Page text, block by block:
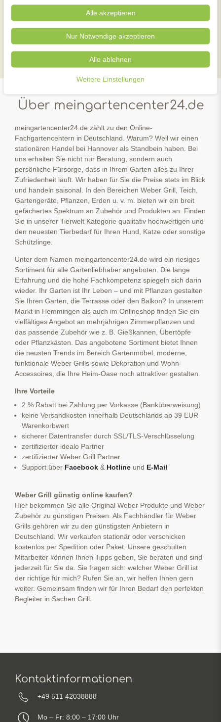
Klicks auf einen Blick
instagram facebook YouTube
Über meingartencenter24.de
meingartencenter24.de zählt zu den Online-
Fachgartencentern in Deutschland. Warum? Weil wir einen
stationären Handel bei Hannover als Standbein haben. Bei
uns erhalten Sie nicht nur Beratung, sondern auch
persönliche Fürsorge, dass in Ihrem Garten alles zu Ihrer
Zufriedenheit läuft. Wir haben für Sie die Preise stets im Blick
und handeln saisonal. In den Bereichen Weber Grill, Teich,
Gartengeräte, Pflanzen, Erden u. v. m. bieten wir ein breit
gefächertes Spektrum an Zubehör und Produkten an. Finden
Sie in unserer Tierwelt Kategorie qualitativ hochwertigen und
den neuesten Tierbedarf für Ihren Hund, Katze oder sonstige
Schützlinge.
Unter dem Namen meingartencenter24.de wird ein riesiges
Sortiment für alle Gartenliebhaber angeboten. Die lange
Erfahrung und die hohe Fachkompetenz spiegeln sich darin
wieder. Ihr Garten ist Ihr Leben – und mit Pflanzen gestalten
Sie Ihren Garten, die Terrasse oder den Balkon? In unserem
Markt in Hemmingen als auch im Onlineshop finden Sie ein
vielfältiges Angebot an mehrjährigen Zimmerpflanzen und
das passende Zubehör wie z. B. Gießkannen, Übertöpfe
oder Pflanzkästen. Das angebotene Sortiment bietet Ihnen
die neusten Trends im Bereich Gartenmöbel, moderne,
funktionale Weber Grills sowie Dekoration und Wohn-
Accessoires, die Ihre Heim-Oase noch attraktiver gestalten.
Ihre Vorteile
2 % Rabatt bei Zahlung per Vorkasse (Banküberweisung)
keine Versandkosten innerhalb Deutschlands ab 39 EUR
Warenkorbwert
sicherer Datentransfer durch SSL/TLS-Verschlüsselung
zertifizierter idealo Partner
zertifizierter Weber Grill Partner
Support über Facebook & Hotline und E-Mail
Weber Grill günstig online kaufen?
Hier bekommen Sie alle Original Weber Produkte und Weber
Zubehör zu günstigen Preisen. Als Fachhändler für Weber
Grills gehören wir zu den günstigsten Anbietern in
Deutschland. Wir verkaufen stationär oder verschicken
kostenlos per Spedition oder Paket. Unsere geschulten
Mitarbeiter können Ihnen Tipps geben, Sie beraten und sind
jederzeit für Sie da. Sie fragen sich: welcher Weber Grill ist
der richtige für mich? Rufen Sie an, wir helfen Ihnen gern
weiter. Gemeinsam finden wir für Ihren Bedarf den perfekten
Begleiter in Sachen Grill.
Kontaktinformationen
+49 511 42038888
Mo – Fr: 8:00 – 17:00 Uhr
Alle akzeptieren
Nur Notwendige akzeptieren
Alle ablehnen
Weitere Einstellungen